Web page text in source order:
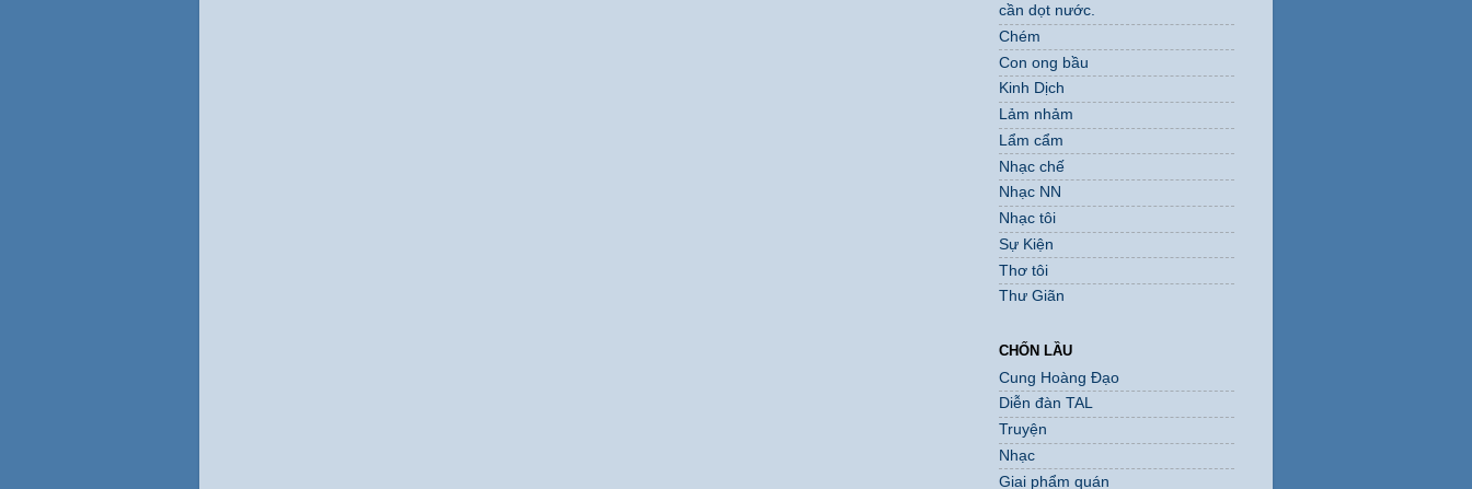
cần dọt nước.
Chém
Con ong bầu
Kinh Dịch
Lảm nhảm
Lẩm cẩm
Nhạc chế
Nhạc NN
Nhạc tôi
Sự Kiện
Thơ tôi
Thư Giãn
CHỐN LẦU
Cung Hoàng Đạo
Diễn đàn TAL
Truyện
Nhạc
Giai phẩm quán